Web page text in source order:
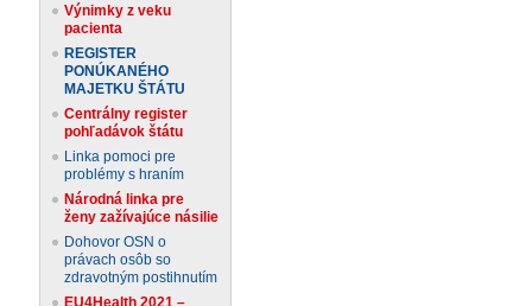
Výnimky z veku
pacienta
REGISTER
PONÚKANÉHO
MAJETKU ŠTÁTU
Centrálny register
pohľadávok štátu
Linka pomoci pre
problémy s hraním
Národná linka pre
ženy zažívajúce násilie
Dohovor OSN o
právach osôb so
zdravotným postihnutím
EU4Health 2021 –